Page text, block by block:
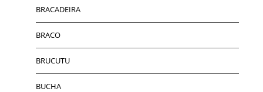
BRACADEIRA
BRACO
BRUCUTU
BUCHA